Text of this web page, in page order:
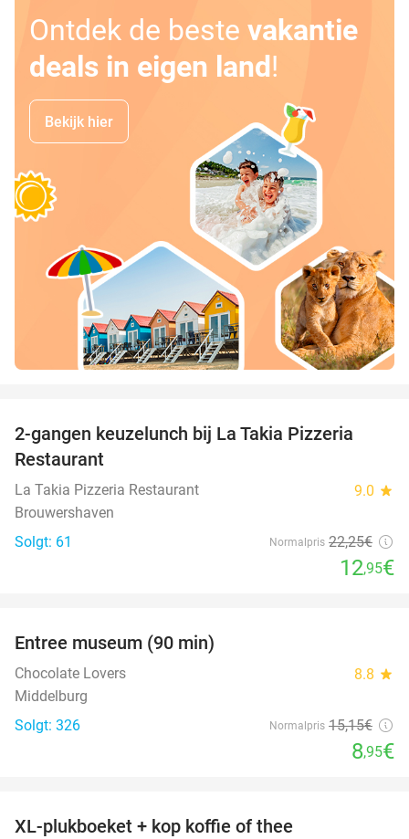
Ontdek de beste vakantie
deals in eigen land!
Bekijk hier
2-gangen keuzelunch bij La Takia Pizzeria
Restaurant
La Takia Pizzeria Restaurant 9.0 star
Brouwershaven
Solgt: 61
Normalpris 22,25€
12,95€
Entree museum (90 min)
Chocolate Lovers 8.8 star
Middelburg
Solgt: 326
Normalpris 15,15€
8,95€
XL-plukboeket + kop koffie of thee